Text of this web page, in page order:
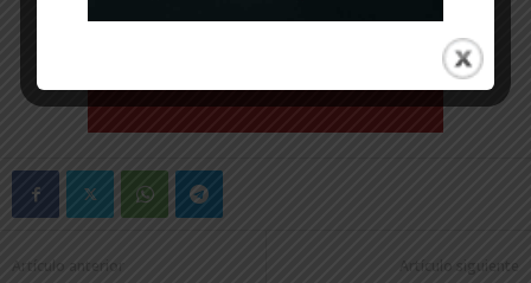
Artículo anterior Artículo siguiente